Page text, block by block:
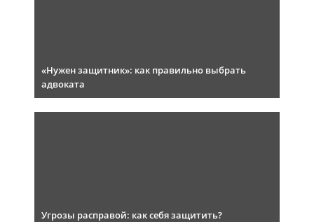
«Нужен защитник»: как правильно выбрать
адвоката
Угрозы расправой: как себя защитить?